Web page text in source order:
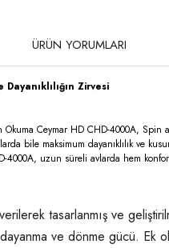
ÜRÜN YORUMLARI
Zirvesi
Okuma Ceymar HD CHD-4000A,
bile maksimum dayanıklılık ve
4000A, uzun süreli avlarda hem
tasarlanmış ve
ve dönme gücü. Ek